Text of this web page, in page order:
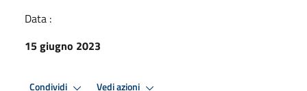
Data :
15 giugno 2023
Condividi Vedi azioni